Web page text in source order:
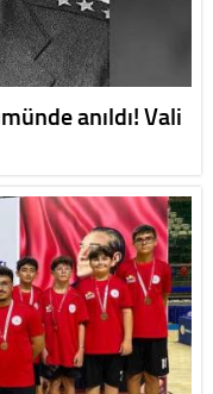
anıldı! Vali